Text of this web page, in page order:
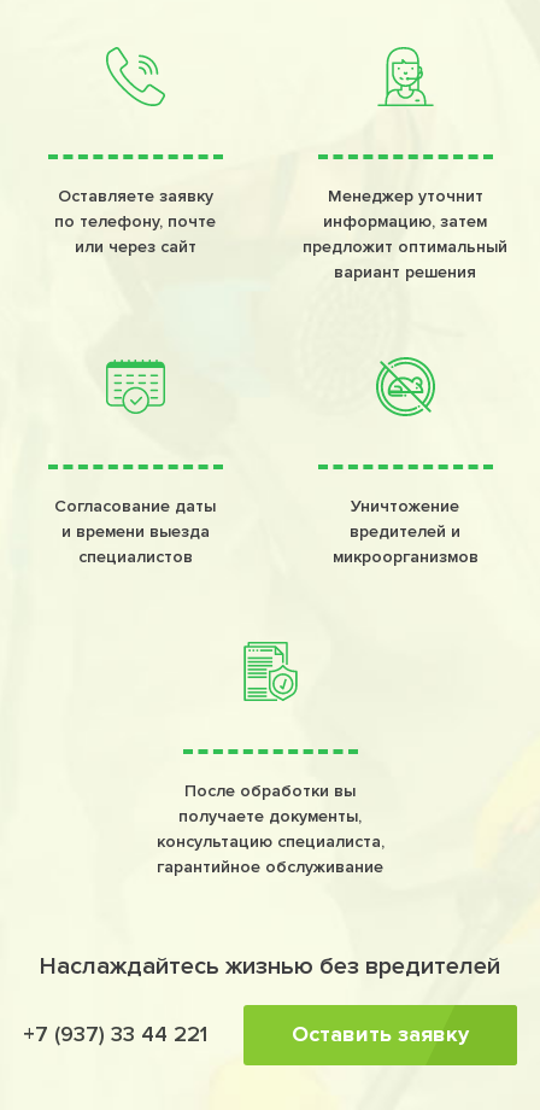
Оставляете заявку
по телефону, почте
или через сайт
Менеджер уточнит
информацию, затем
предложит оптимальный
вариант решения
Согласование даты
и времени выезда
специалистов
Уничтожение
вредителей и
микроорганизмов
После обработки вы
получаете документы,
консультацию специалиста,
гарантийное обслуживание
Наслаждайтесь жизнью без вредителей
+7 (937) 33 44 221 Оставить заявку